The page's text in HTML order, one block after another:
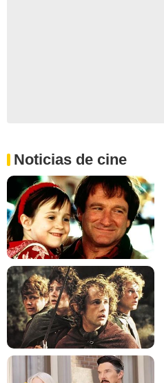
Noticias de cine